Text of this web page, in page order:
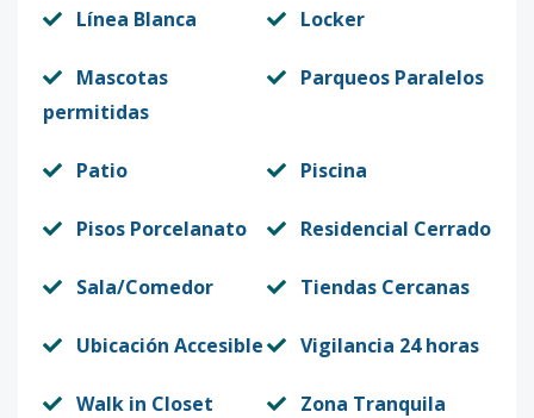
Línea Blanca Locker
Mascotas
permitidas
Parqueos Paralelos
Patio Piscina
Pisos Porcelanato Residencial Cerrado
Sala/Comedor Tiendas Cercanas
Ubicación Accesible Vigilancia 24 horas
Walk in Closet Zona Tranquila